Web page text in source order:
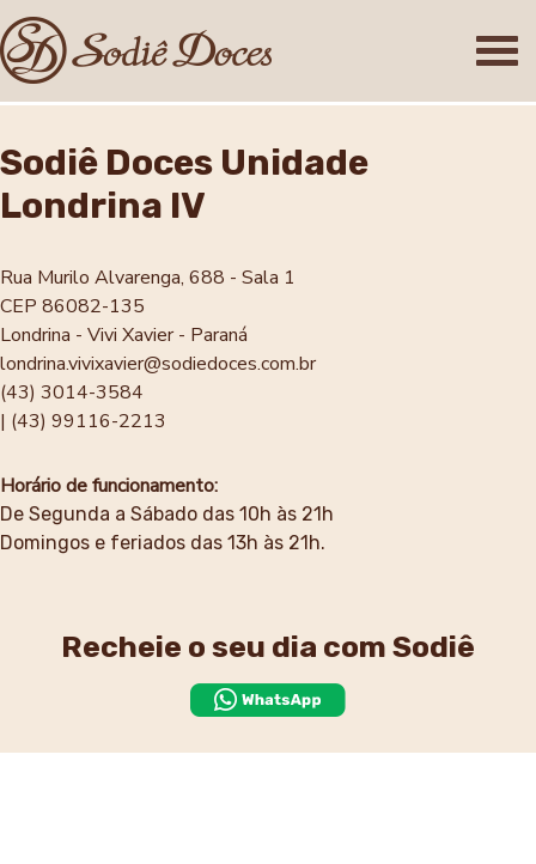
Sodiê Doces Unidade
Londrina IV
Rua Murilo Alvarenga, 688 - Sala 1
CEP 86082-135
Londrina - Vivi Xavier - Paraná
londrina.vivixavier@sodiedoces.com.br
(43) 3014-3584
| (43) 99116-2213
Horário de funcionamento:
De Segunda a Sábado das 10h às 21h
Domingos e feriados das 13h às 21h.
Recheie o seu dia com Sodiê